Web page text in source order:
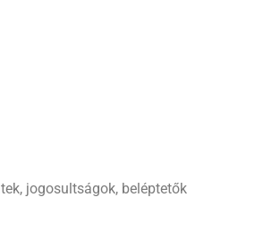
jogosultságok, beléptetők